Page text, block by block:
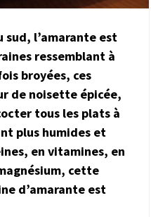
sud, l’amarante est
ressemblant à
broyées, ces
de noisette épicée,
tous les plats à
plus humides et
en vitamines, en
cette
d’amarante est